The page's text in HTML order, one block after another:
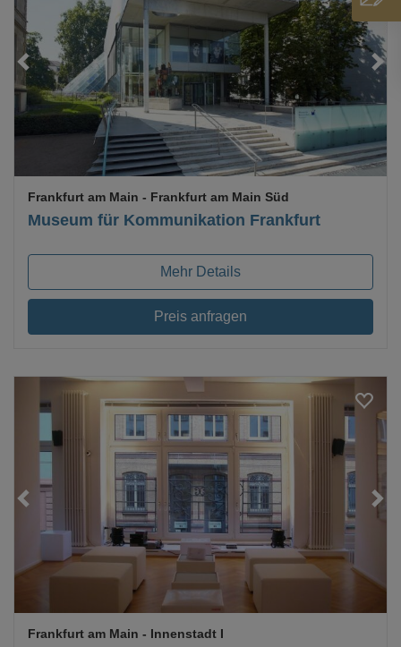
Loading...
Museum für Kommunikation Frankfurt
Frankfurt am Main - Frankfurt am Main Süd
Mehr Details
Preis anfragen
Loading...
Frankfurt am Main - Innenstadt I